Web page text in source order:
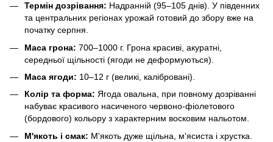
Термін дозрівання: Надранній (95–105 днів). У південних
та центральних регіонах урожай готовий до збору вже на
початку серпня.
Маса грона: 700–1000 г. Грона красиві, акуратні,
середньої щільності (ягоди не деформуються).
Маса ягоди: 10–12 г (великі, калібровані).
Колір та форма: Ягода овальна, при повному дозріванні
набуває красивого насиченого червоно-фіолетового
(бордового) кольору з характерним восковим нальотом.
М'якоть і смак: М'якоть дуже щільна, м'ясиста і хрустка.